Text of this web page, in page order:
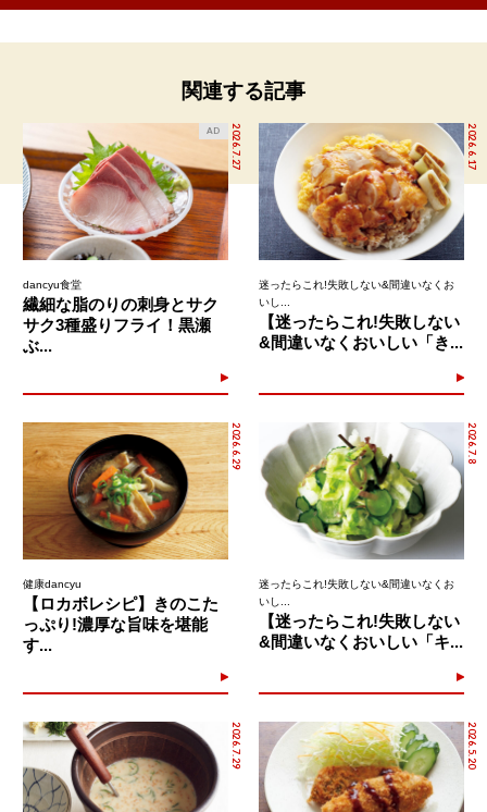
関連する記事
2026.7.27
AD
dancyu食堂
繊細な脂のりの刺身とサク
サク3種盛りフライ！黒瀬
ぶ...
2026.6.17
迷ったらこれ!失敗しない&間違いなくお
いし...
【迷ったらこれ!失敗しない
&間違いなくおいしい「き...
2026.6.29
健康dancyu
【ロカボレシピ】きのこた
っぷり!濃厚な旨味を堪能
す...
2026.7.8
迷ったらこれ!失敗しない&間違いなくお
いし...
【迷ったらこれ!失敗しない
&間違いなくおいしい「キ...
2026.7.29 2026.5.20